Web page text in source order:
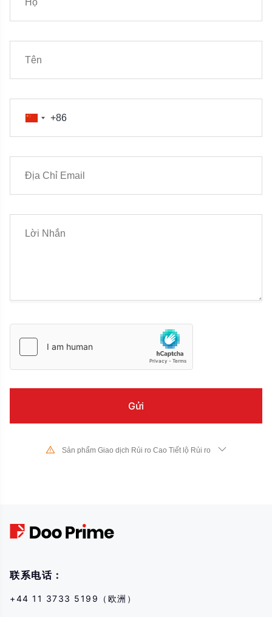
Sản phẩm Giao dịch Rủi ro Cao Tiết lộ Rủi ro
đảm bảo rằng bạn hiểu đầy đủ về rủi ro khi sử dụng các công cụ tài
联系电话：
+44 11 3733 5199（欧洲）